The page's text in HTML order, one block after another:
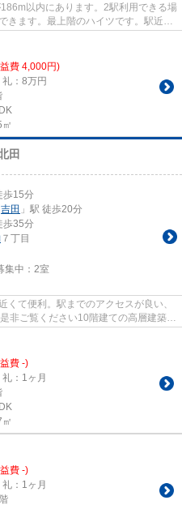
以内にあります。2駅利用できる場
きます。最上階のハイツです。駅近く
費 4,000円)
：8万円
田
歩15分
吉田 」駅 徒歩20分
歩35分
７丁目
中： 2室
て便利。駅までのアクセスが良い、
非ご覧ください10階建ての高層建築。
費 -)
：1ヶ月
費 -)
：1ヶ月